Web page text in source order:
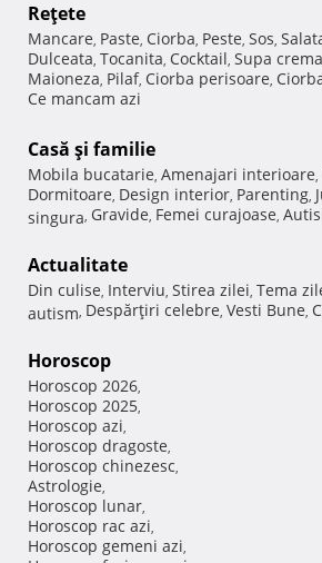
Reţete
Mancare, Paste, Ciorba, Peste, Sos,
Dulceata, Tocanita, Cocktail, Supa crema
Maioneza, Pilaf, Ciorba perisoare,
Ce mancam azi
Casă şi familie
Mobila bucatarie, Amenajari interioare,
Dormitoare, Design interior, Parenting,
singura, Gravide, Femei curajoase,
Actualitate
Din culise, Interviu, Stirea zilei, Tema
autism, Despărţiri celebre, Vesti Bune,
Horoscop
Horoscop 2026,
Horoscop 2025,
Horoscop azi,
Horoscop dragoste,
Horoscop chinezesc,
Astrologie,
Horoscop lunar,
Horoscop rac azi,
Horoscop gemeni azi,